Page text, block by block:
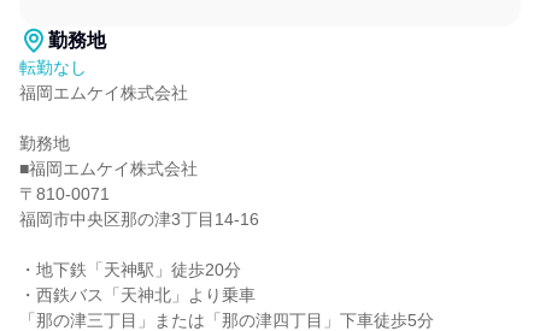
勤務地
転勤なし
福岡エムケイ株式会社
勤務地
■福岡エムケイ株式会社
〒810-0071
福岡市中央区那の津3丁目14-16
・地下鉄「天神駅」徒歩20分
・西鉄バス「天神北」より乗車
「那の津三丁目」または「那の津四丁目」下車徒歩5分